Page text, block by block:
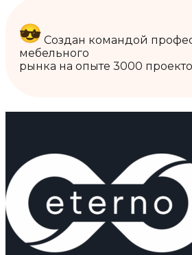
Создан командой
мебельного
рынка на опыте 3000